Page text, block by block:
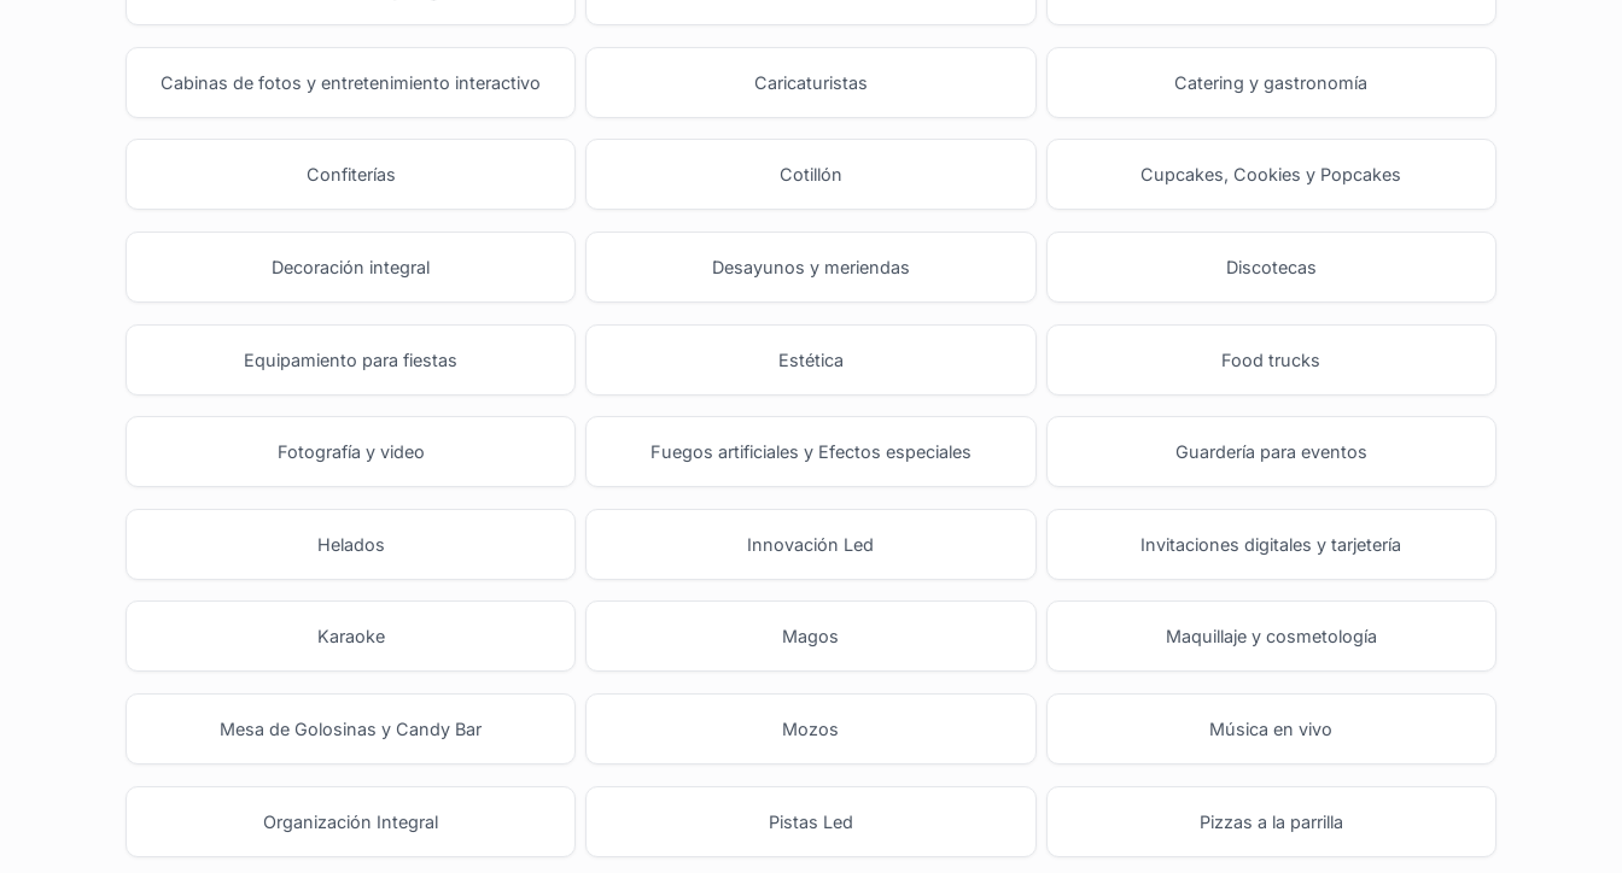
Cabinas de fotos y entretenimiento interactivo Caricaturistas Catering y gastronomía
Confiterías Cotillón Cupcakes, Cookies y Popcakes
Decoración integral Desayunos y meriendas Discotecas
Equipamiento para fiestas Estética Food trucks
Fotografía y video Fuegos artificiales y Efectos especiales Guardería para eventos
Helados Innovación Led Invitaciones digitales y tarjetería
Karaoke Magos Maquillaje y cosmetología
Mesa de Golosinas y Candy Bar Mozos Música en vivo
Organización Integral Pistas Led Pizzas a la parrilla